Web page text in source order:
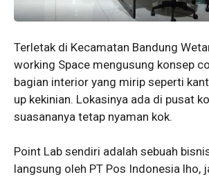
Terletak di Kecamatan Bandung
working Space mengusung konsep
bagian interior yang mirip seperti
up kekinian. Lokasinya ada di pusat
suasananya tetap nyaman kok.
Point Lab sendiri adalah sebuah
langsung oleh PT Pos Indonesia lho,